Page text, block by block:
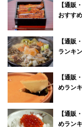
【通販
おすす
【通販
ランキ
【通販
めラン
【通販
めラン